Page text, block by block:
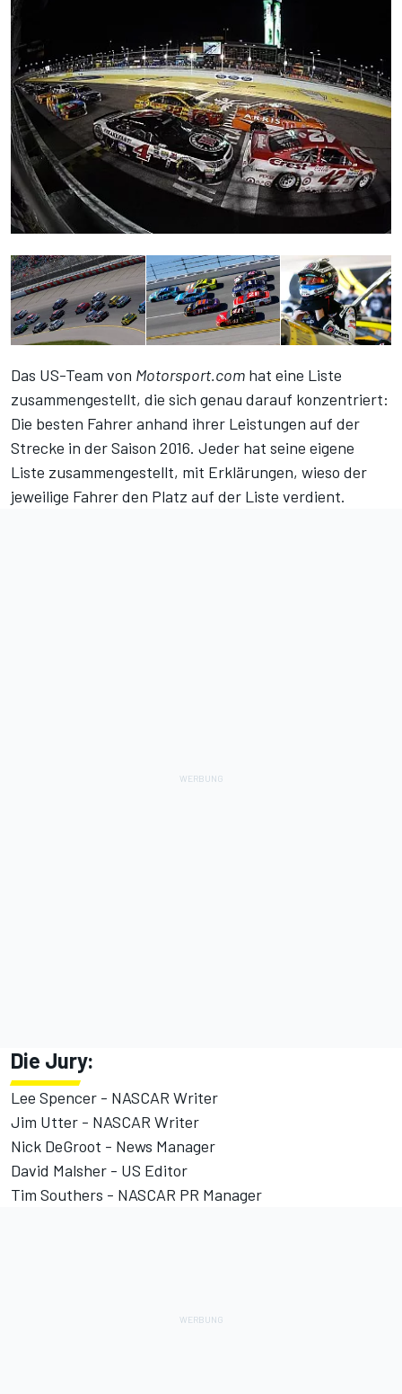
Das US-Team von Motorsport.com hat eine Liste
zusammengestellt, die sich genau darauf konzentriert:
Die besten Fahrer anhand ihrer Leistungen auf der
Strecke in der Saison 2016. Jeder hat seine eigene
Liste zusammengestellt, mit Erklärungen, wieso der
jeweilige Fahrer den Platz auf der Liste verdient.
Die Jury:
Lee Spencer - NASCAR Writer
Jim Utter - NASCAR Writer
Nick DeGroot - News Manager
David Malsher - US Editor
Tim Southers - NASCAR PR Manager